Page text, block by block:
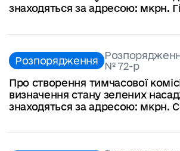
знаходяться за адресою: мкрн.
Розпорядження № 72-р
Про створення тимчасової
визначення стану зелених
знаходяться за адресою: мкрн.